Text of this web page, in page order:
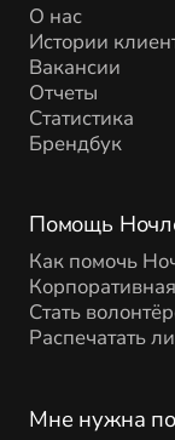
О нас
Истории
Вакансии
Отчеты
Статистика
Брендбук
Помощь
Как помочь
Стать
Распечатать
Мне нужна